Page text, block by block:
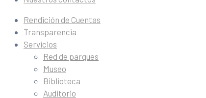
Rendición de Cuentas
Transparencia
Servicios
Red de parques
Museo
Biblioteca
Auditorio